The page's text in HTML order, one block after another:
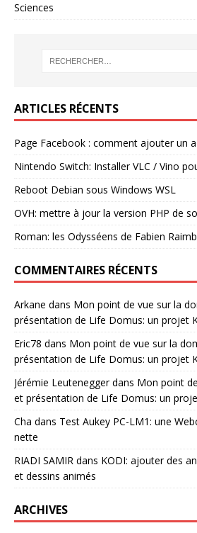
Sciences
ARTICLES RÉCENTS
Page Facebook : comment ajouter un
Nintendo Switch: Installer VLC / Vino
Reboot Debian sous Windows WSL
OVH: mettre à jour la version PHP de
Roman: les Odysséens de Fabien
COMMENTAIRES RÉCENTS
Arkane dans Mon point de vue sur la
présentation de Life Domus: un projet
Eric78 dans Mon point de vue sur la
présentation de Life Domus: un projet
Jérémie Leuteneggerdans Mon point
et présentation de Life Domus: un
Cha dans Test Aukey PC-LM1: une
nette
RIADI SAMIR dans KODI: ajouter des
et dessins animés
ARCHIVES